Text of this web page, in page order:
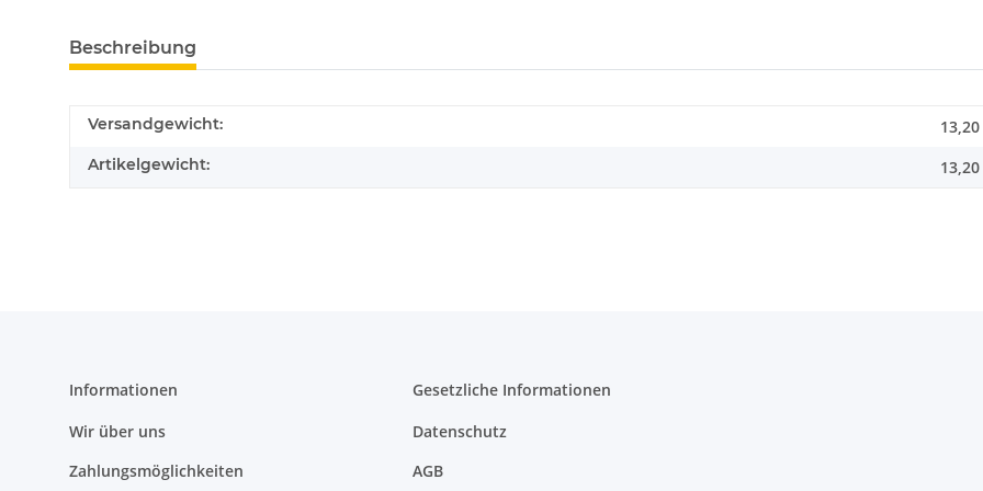
Beschreibung
Versandgewicht:
Artikelgewicht: 13,20
Informationen
Wir über uns
Zahlungsmöglichkeiten
Gesetzliche Informationen
Datenschutz
AGB